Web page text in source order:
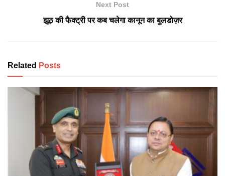
Next Post
झूठ की फैक्ट्री पर कब चलेगा कानून का बुलडोज़र
Related Posts